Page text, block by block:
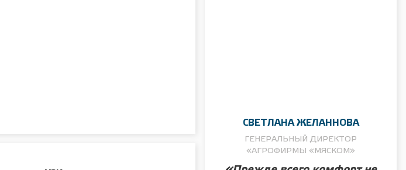
СВЕТЛАНА ЖЕЛАННОВА
ГЕНЕРАЛЬНЫЙ ДИРЕКТОР
«АГРОФИРМЫ «МЯСКОМ»